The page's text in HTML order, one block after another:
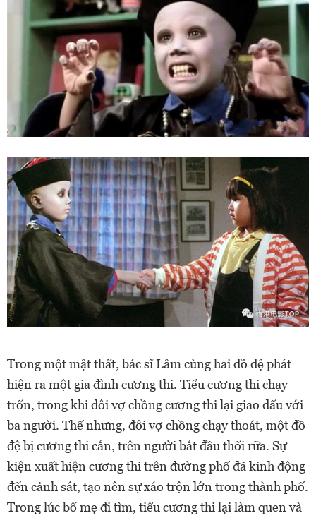
Trong một mật thất, bác sĩ Lâm cùng hai đồ đệ phát
hiện ra một gia đình cương thi. Tiểu cương thi chạy
trốn, trong khi đôi vợ chồng cương thi lại giao đấu với
ba người. Thế nhưng, đôi vợ chồng chạy thoát, một đồ
đệ bị cương thi cắn, trên người bắt đầu thối rữa. Sự
kiện xuất hiện cương thi trên đường phố đã kinh động
đến cảnh sát, tạo nên sự xáo trộn lớn trong thành phố.
Trong lúc bố mẹ đi tìm, tiểu cương thi lại làm quen và